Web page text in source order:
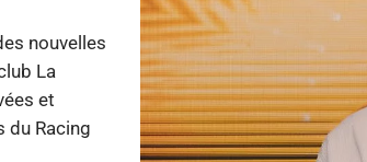
nouvelles
La
et
du Racing